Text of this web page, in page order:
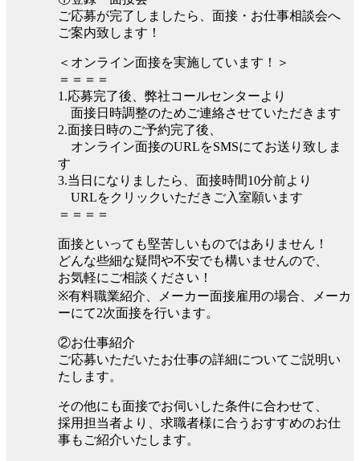
ご応募が完了しましたら、面接・お仕事相談会へ
ご案内致します！
＜オンライン面接を実施しています！＞
＝＝＝＝
1.応募完了後、弊社コールセンターより
面接日時調整のためご連絡させていただきます
2.面接日時のご予約完了後、
オンライン面接のURLをSMSにてお送り致しま
す
3.当日になりましたら、面接時間10分前より
URLをクリックいただきご入室願います
＝＝＝＝
面接といっても堅苦しいものではありません！
どんな些細な疑問や不安でも構いませんので、
お気軽にご相談ください！
※有料職業紹介、メーカー面接雇用の場合、メーカ
ーにて2次面接を行います。
②お仕事紹介
ご応募いただいたお仕事の詳細についてご説明い
たします。
その他にも面接でお伺いした条件に合わせて、
採用担当者より、求職者様に合うおすすめのお仕
事もご紹介いたします。